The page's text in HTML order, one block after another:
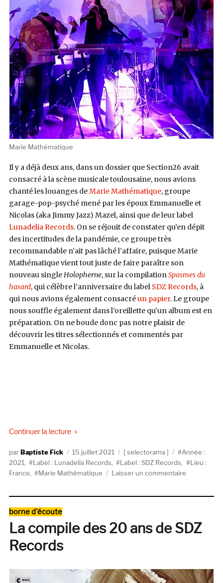
Marie Mathématique
Il y a déjà deux ans, dans un dossier que Section26 avait
consacré à la scène musicale toulousaine, nous avions
chanté les louanges deMarie Mathématique, groupe
garage-pop-psyché mené par les époux Emmanuelle et
Nicolas (aka Jimmy Jazz) Mazel, ainsi que de leur label
Lunadelia Records. On se réjouit de constater qu’en dépit
des incertitudes de la pandémie, ce groupe très
recommandable n’ait pas lâché l’affaire, puisque Marie
Mathématique vient tout juste de faire paraître son
nouveau singleHolopherne, sur la compilationSpasmes du
hasard, qui célèbre l’anniversaire du label SDZ Records, à
qui nous avions également consacréun papier. Le groupe
nous souffle également dans l’oreillette qu’un album est en
préparation. On ne boude donc pas notre plaisir de
découvrir les titres sélectionnés et commentés par
Emmanuelle et Nicolas.
Continuer la lecturede « Selectorama : Marie Mathématique »
AuteurBaptiste Fick
Publié
le
15 juillet 2021 Catégories
selectorama Étiquettes
Année :
2021, Label : Lunadelia Records, Label : SDZ Records,
Lieu :
France, Marie Mathématique Laisser un commentaire
Catégories
borne d'écoute
La compile des 20 ans de SDZ
Records